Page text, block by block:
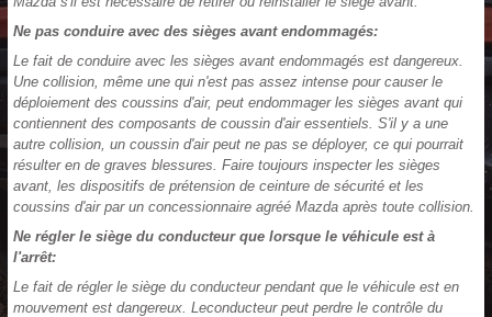
Ne pas conduire avec des sièges avant endommagés:
Le fait de conduire avec les sièges avant endommagés est dangereux.
Une collision, même une qui n'est pas assez intense pour causer le
déploiement des coussins d'air, peut endommager les sièges avant qui
contiennent des composants de coussin d'air essentiels. S'il y a une
autre collision, un coussin d'air peut ne pas se déployer, ce qui pourrait
résulter en de graves blessures. Faire toujours inspecter les sièges
avant, les dispositifs de prétension de ceinture de sécurité et les
coussins d'air par un concessionnaire agréé Mazda après toute collision.
Ne régler le siège du conducteur que lorsque le véhicule est à
l'arrêt:
Le fait de régler le siège du conducteur pendant que le véhicule est en
mouvement est dangereux. Leconducteur peut perdre le contrôle du